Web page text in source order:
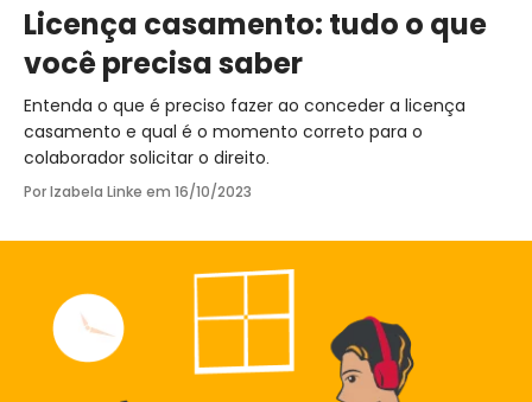
Licença casamento: tudo o que
você precisa saber
Entenda o que é preciso fazer ao conceder a licença
casamento e qual é o momento correto para o
colaborador solicitar o direito.
Por Izabela Linke em 16/10/2023